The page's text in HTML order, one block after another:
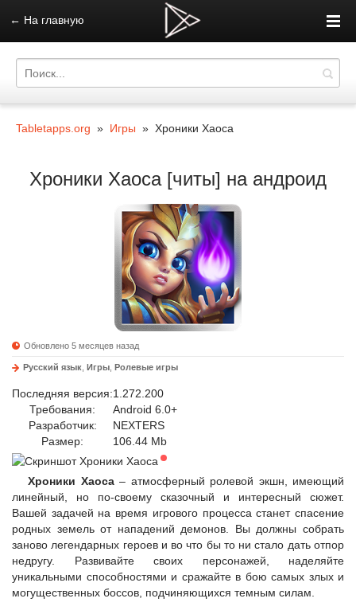
← На главную
Tabletapps.org » Игры » Хроники Хаоса
Хроники Хаоса [читы] на андроид
Обновлено 5 месяцев назад
Русский язык Игры Ролевые игры
Последняя версия:1.272.200
Требования:
Android 6.0+
Разработчик:
NEXTERS
Размер:
106.44 Mb
Хроники Хаоса– атмосферный ролевой экшн, имеющий
линейный, но по-своему сказочный и интересный сюжет.
Вашей задачей на время игрового процесса станет спасение
родных земель от нападений демонов. Вы должны собрать
заново легендарных героев и во что бы то ни стало дать отпор
недругу. Развивайте своих персонажей, наделяйте
уникальными способностями и сражайте в бою самых злых и
могущественных боссов, подчиняющихся темным силам.